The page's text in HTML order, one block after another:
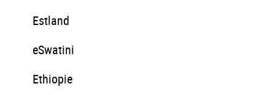
Estland
eSwatini
Ethiopie